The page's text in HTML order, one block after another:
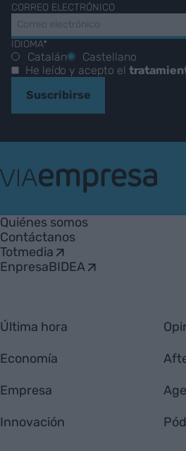
CORREO ELECTRÓNICO
IDIOMA*
Catalán
Castellano
He leído y acepto el
Suscribirse
Empresa
Quiénes somos
Contáctanos
Totmedia
EnpresaBIDEA
Última hora
Economía
Empresa
Innovación